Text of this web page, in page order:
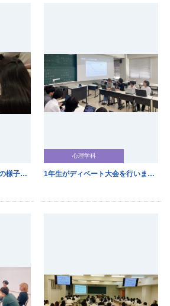
第4回オープンキャンパスの様子をお伝えします！
心理学科
1年生がディベート大会を行いました！